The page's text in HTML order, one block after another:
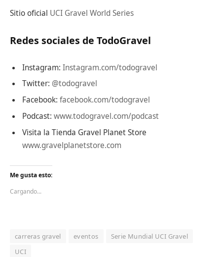
Sitio oficial UCI Gravel World Series
Redes sociales de TodoGravel
Instagram: Instagram.com/todogravel
Twitter: @todogravel
Facebook: facebook.com/todogravel
Podcast: www.todogravel.com/podcast
Visita la Tienda Gravel Planet Store
www.gravelplanetstore.com
Me gusta esto:
Cargando...
carreras gravel eventos
Serie Mundial UCI Gravel
UCI